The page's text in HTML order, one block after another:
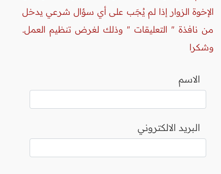
الإخوة الزوار إذا لم يُجَب على أي سؤال شرعي يدخل
من نافذة " التعليقات " وذلك لغرض تنظيم العمل.
وشكرا
الاسم
البريد الالكتروني